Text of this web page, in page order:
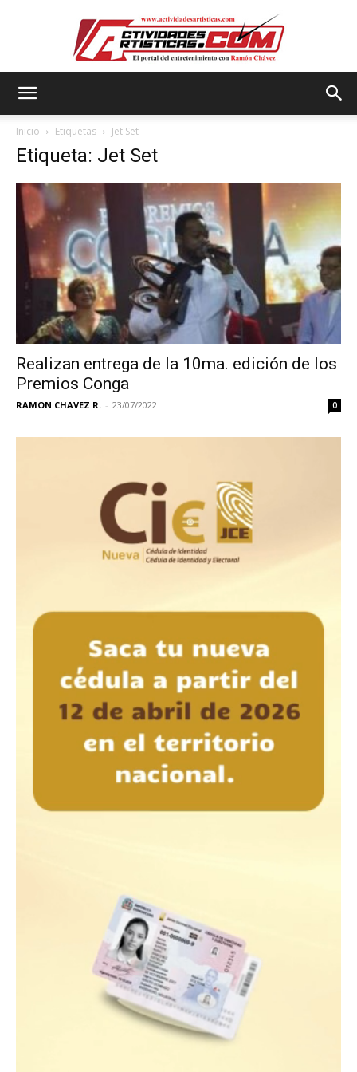
Inicio Etiquetas Jet Set
Etiqueta: Jet Set
Realizan entrega de la 10ma. edición de los
Premios Conga
RAMON CHAVEZ R. - 23/07/2022 0